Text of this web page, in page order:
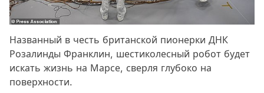
Названный в честь британской пионерки ДНК
Розалинды Франклин, шестиколесный робот будет
искать жизнь на Марсе, сверля глубоко на
поверхности.